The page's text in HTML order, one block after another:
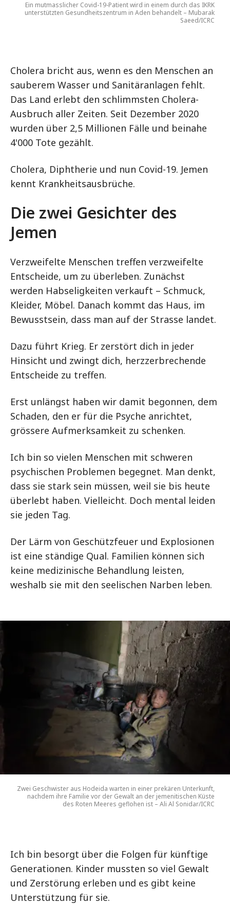
Ein mutmasslicher Covid-19-Patient wird in einem durch das IKRK
unterstützten Gesundheitszentrum in Aden behandelt – Mubarak
Saeed/ICRC
Cholera bricht aus, wenn es den Menschen an
sauberem Wasser und Sanitäranlagen fehlt.
Das Land erlebt den schlimmsten Cholera-
Ausbruch aller Zeiten. Seit Dezember 2020
wurden über 2,5 Millionen Fälle und beinahe
4'000 Tote gezählt.
Cholera, Diphtherie und nun Covid-19. Jemen
kennt Krankheitsausbrüche.
Die zwei Gesichter des
Jemen
Verzweifelte Menschen treffen verzweifelte
Entscheide, um zu überleben. Zunächst
werden Habseligkeiten verkauft – Schmuck,
Kleider, Möbel. Danach kommt das Haus, im
Bewusstsein, dass man auf der Strasse landet.
Dazu führt Krieg. Er zerstört dich in jeder
Hinsicht und zwingt dich, herzzerbrechende
Entscheide zu treffen.
Erst unlängst haben wir damit begonnen, dem
Schaden, den er für die Psyche anrichtet,
grössere Aufmerksamkeit zu schenken.
Ich bin so vielen Menschen mit schweren
psychischen Problemen begegnet. Man denkt,
dass sie stark sein müssen, weil sie bis heute
überlebt haben. Vielleicht. Doch mental leiden
sie jeden Tag.
Der Lärm von Geschützfeuer und Explosionen
ist eine ständige Qual. Familien können sich
keine medizinische Behandlung leisten,
weshalb sie mit den seelischen Narben leben.
Zwei Geschwister aus Hodeida warten in einer prekären Unterkunft,
nachdem ihre Familie vor der Gewalt an der jemenitischen Küste
des Roten Meeres geflohen ist – Ali Al Sonidar/ICRC
Ich bin besorgt über die Folgen für künftige
Generationen. Kinder mussten so viel Gewalt
und Zerstörung erleben und es gibt keine
Unterstützung für sie.